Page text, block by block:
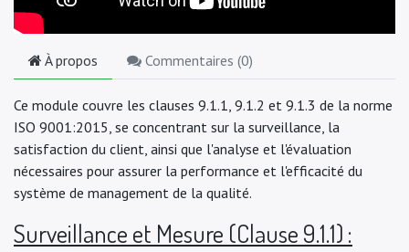
À propos Commentaires (0)
Ce module couvre les clauses 9.1.1, 9.1.2 et 9.1.3 de la norme
ISO 9001:2015, se concentrant sur la surveillance, la
satisfaction du client, ainsi que l'analyse et l'évaluation
nécessaires pour assurer la performance et l'efficacité du
système de management de la qualité.
Surveillance et Mesure (Clause 9.1.1) :